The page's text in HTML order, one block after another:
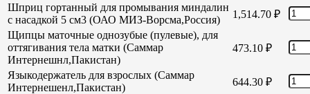
Шприц гортанный для промывания миндалин
с насадкой 5 см3 (ОАО МИЗ-Ворсма,Россия)
1,514.70 ₽
Щипцы маточные однозубые (пулевые), для
оттягивания тела матки (Саммар
Интернешнл,Пакистан)
473.10 ₽
Языкодержатель для взрослых (Саммар
Интернешенл,Пакистан)
644.30 ₽